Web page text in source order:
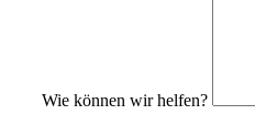
Wie können wir helfen?